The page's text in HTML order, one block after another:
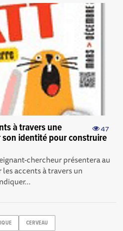
47
à travers une
identité pour construire
chercheur présentera au
accents à travers un
CERVEAU